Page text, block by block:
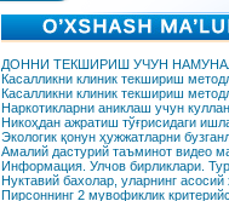
ДОННИ ТЕКШИРИШ УЧУН
Касалликни клиник текшириш
Касалликни клиник текшириш
Наркотикларни аниклаш учун
Никоҳдан ажратиш тўғрисидаги
Экологик қонун ҳужжатларни
Амалий дастурий таъминот видео
Информация. Улчов бирликлари.
Нуктавий бахолар, уларнинг
Пирсоннинг 2 мувофиклик